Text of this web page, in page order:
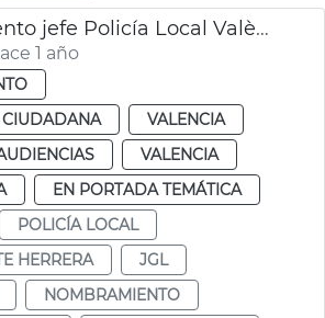
Nombramiento jefe Policía Local València comisario Albendín
1 año
VALENCIA
VALENCIA
EN PORTADA TEMÁTICA
POLICÍA LOCAL
HERRERA
JGL
NOMBRAMIENTO